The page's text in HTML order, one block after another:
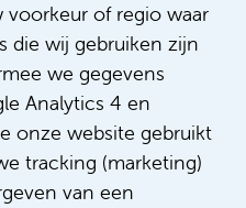
of regio waar
die wij gebruiken zijn
we gegevens
Analytics 4 en
onze website gebruikt
tracking (marketing)
van een